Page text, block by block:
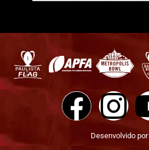
Desenvolvido por